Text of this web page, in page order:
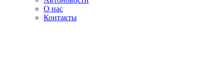
О нас
Контакты